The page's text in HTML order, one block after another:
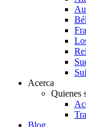
Acerca
Quienes
Blog